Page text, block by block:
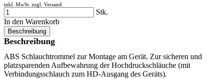
inkl. MwSt. zzgl. Versand
Stk.
In den Warenkorb
Beschreibung
Beschreibung
ABS Schlauchtrommel zur Montage am Gerät. Zur sicheren und
platzsparenden Aufbewahrung der Hochdruckschläuche (mit
Verbindungsschlauch zum HD-Ausgang des Geräts).